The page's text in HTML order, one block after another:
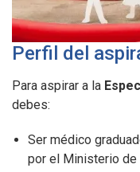
Perfil del
Para aspirar a la
debes:
Ser médico
por el Ministerio de